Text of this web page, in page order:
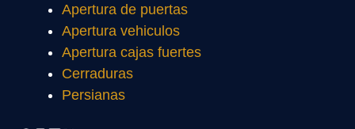
Apertura de puertas
Apertura vehiculos
Apertura cajas fuertes
Cerraduras
Persianas